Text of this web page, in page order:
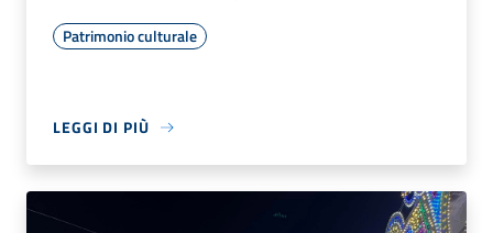
Patrimonio culturale
LEGGI DI PIÙ